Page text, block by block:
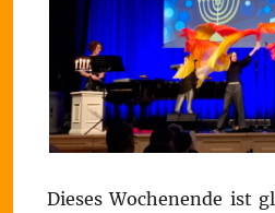
Dieses Wochenende ist